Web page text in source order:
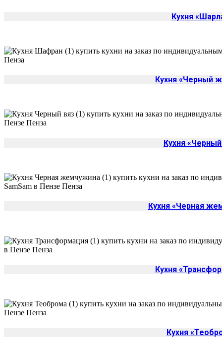
Кухня
Кухня «Черный
Кухня
Кухня «Черная
Кухня
Кухня